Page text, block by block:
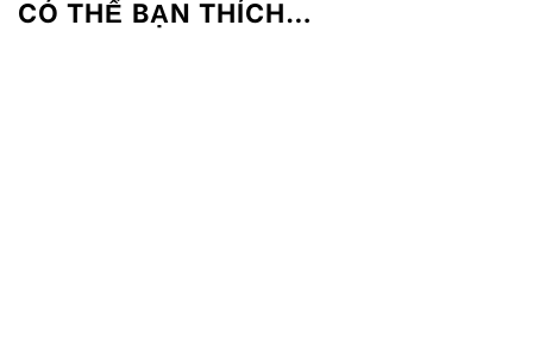
CÓ THỂ BẠN THÍCH…